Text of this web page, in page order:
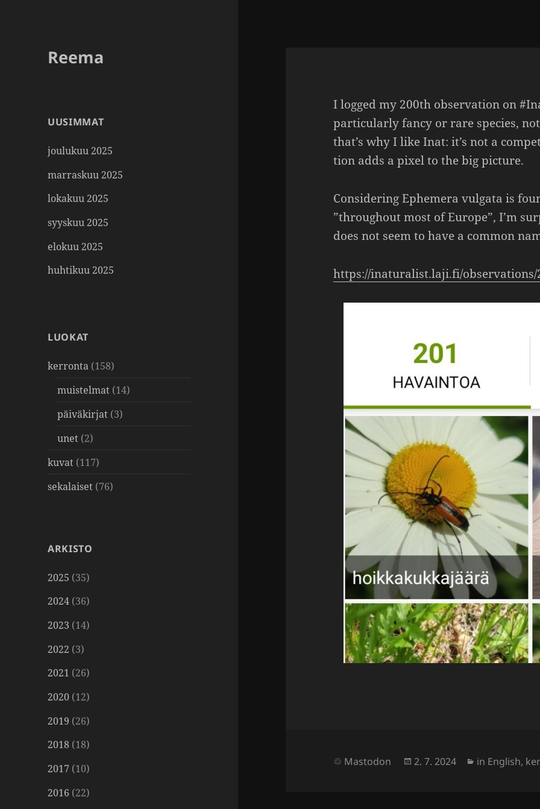
Reema
UUSIMMAT
joulukuu 2025
marraskuu 2025
lokakuu 2025
syyskuu 2025
elokuu 2025
huhtikuu 2025
LUOKAT
kerronta (158)
muistelmat (14)
päiväkirjat (3)
unet (2)
kuvat (117)
sekalaiset (76)
ARKISTO
2025 (35)
2024 (36)
2023 (14)
2022 (3)
2021 (26)
2020 (12)
2019 (26)
2018 (18)
2017 (10)
2016 (22)
I logged my 200th obser­va­tion on
particu­larly fancy or rare species,
that’s why I like Inat: it’s not a
tion adds a pixel to the big picture.
Consi­de­ring Ephe­mera vulgata is
”throug­hout most of Europe”, I’m
does not seem to have a common
https://​inatu​ra​list​.laji​.fi/​o​b​s​e​r​v​a​t​i​o​n​s​/​
Mastodon Julkaistu
2. 7. 2024 Kategoriat
in English,